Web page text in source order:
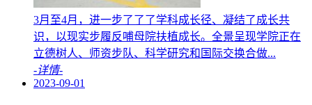
3月至4月，进一步了了了学科成长径、凝结了成长共
识，以现实步履反哺母院扶植成长。全景呈现学院正在
立德树人、师资步队、科学研究和国际交换合做...
-详情-
2023-09-01